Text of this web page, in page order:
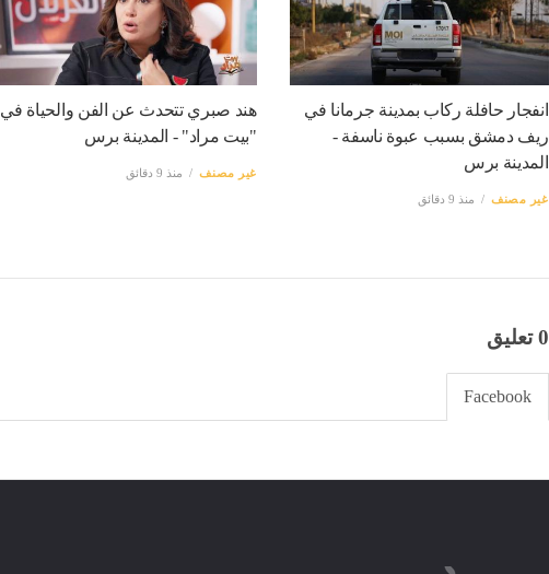
انفجار حافلة ركاب بمدينة جرمانا في
ريف دمشق بسبب عبوة ناسفة -
المدينة برس
غير مصنف منذ 9 دقائق
هند صبري تتحدث عن الفن والحياة في
"بيت مراد" - المدينة برس
غير مصنف منذ 9 دقائق
0 تعليق
Facebook